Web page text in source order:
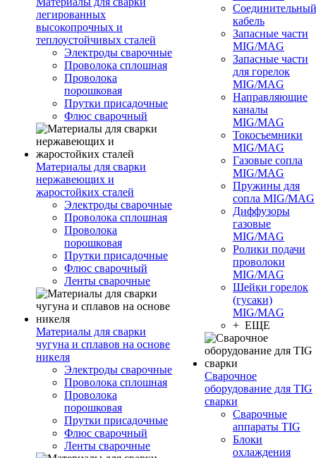
легированных
высокопрочных и
теплоустойчивых сталей
Электроды сварочные
Проволока сплошная
Проволока
порошковая
Прутки присадочные
Флюс сварочный
Материалы для сварки
нержавеющих и
жаростойких сталей
Электроды сварочные
Проволока сплошная
Проволока
порошковая
Прутки присадочные
Флюс сварочный
Ленты сварочные
Материалы для сварки
чугуна и сплавов на основе
никеля
Электроды сварочные
Проволока сплошная
Проволока
порошковая
Прутки присадочные
Флюс сварочный
Ленты сварочные
Соединительный
кабель
Запасные части
MIG/MAG
Запасные части
для горелок
MIG/MAG
Направляющие
каналы
MIG/MAG
Токосъемники
MIG/MAG
Газовые сопла
MIG/MAG
Пружины для
сопла MIG/MAG
Диффузоры
газовые
MIG/MAG
Ролики подачи
проволоки
MIG/MAG
Шейки горелок
(гусаки)
MIG/MAG
+ ЕЩЕ
Сварочное
оборудование для TIG
сварки
Сварочные
аппараты TIG
Блоки
охлаждения